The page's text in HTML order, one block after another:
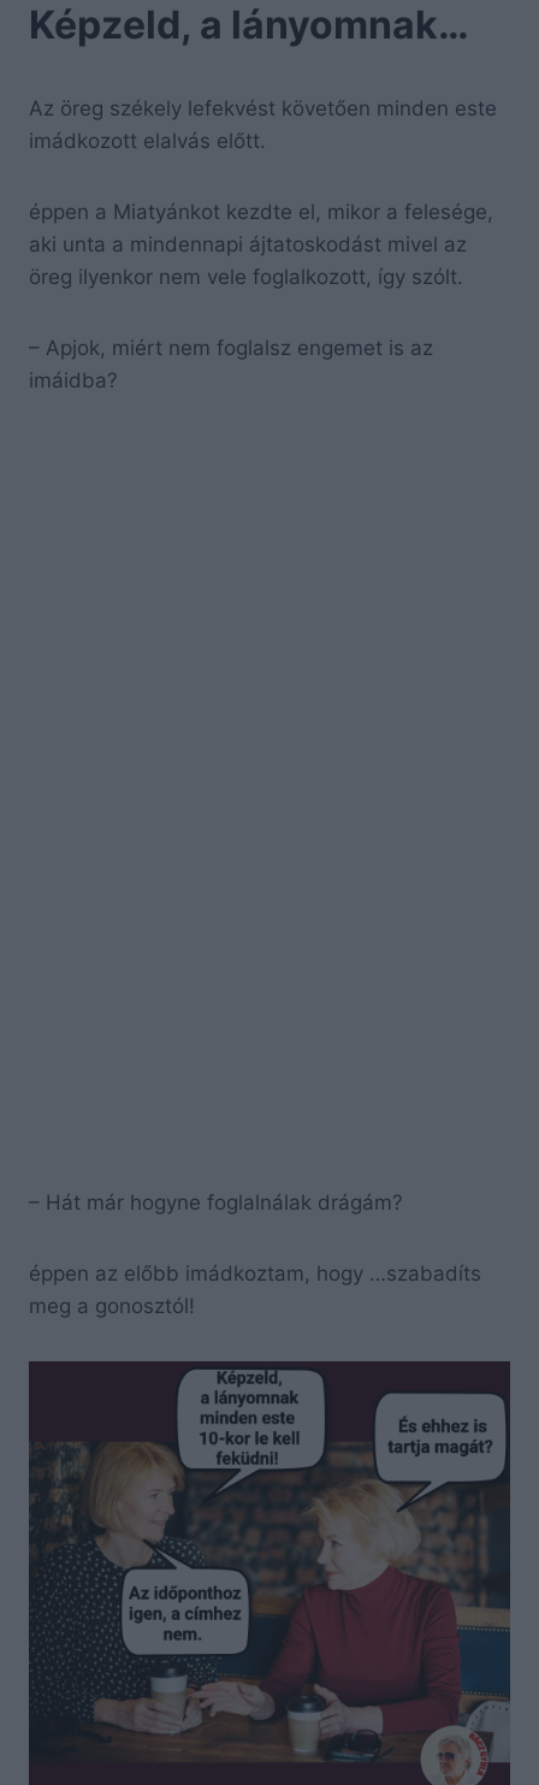
Képzeld, a lányomnak…
Az öreg székely lefekvést követően minden este
imádkozott elalvás előtt.
éppen a Miatyánkot kezdte el, mikor a felesége,
aki unta a mindennapi ájtatoskodást mivel az
öreg ilyenkor nem vele foglalkozott, így szólt.
– Apjok, miért nem foglalsz engemet is az
imáidba?
– Hát már hogyne foglalnálak drágám?
éppen az előbb imádkoztam, hogy …szabadíts
meg a gonosztól!